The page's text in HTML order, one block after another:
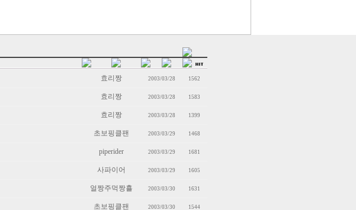
효리짱 2003/03/28 1562
효리짱 2003/03/28 1583
효리짱 2003/03/28 1399
초보핑클팬 2003/03/29 1468
piperider 2003/03/29 1681
사파이어 2003/03/29 1605
얼짱주먹짱횰 2003/03/30 1631
초보핑클팬 2003/03/30 1544